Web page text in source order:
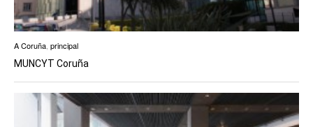
A Coruña principal
MUNCYT Coruña